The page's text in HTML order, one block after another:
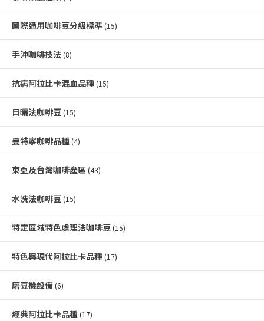
國際通用咖啡豆分級標準 (15)
手沖咖啡技法 (8)
抗病阿拉比卡混血品種 (15)
日曬法咖啡豆 (15)
曼特寧咖啡品種 (4)
東亞及台灣咖啡產區 (43)
水洗法咖啡豆 (15)
特定區域特色處理法咖啡豆 (15)
特色與現代阿拉比卡品種 (17)
磨豆機設備 (6)
經典阿拉比卡品種 (17)